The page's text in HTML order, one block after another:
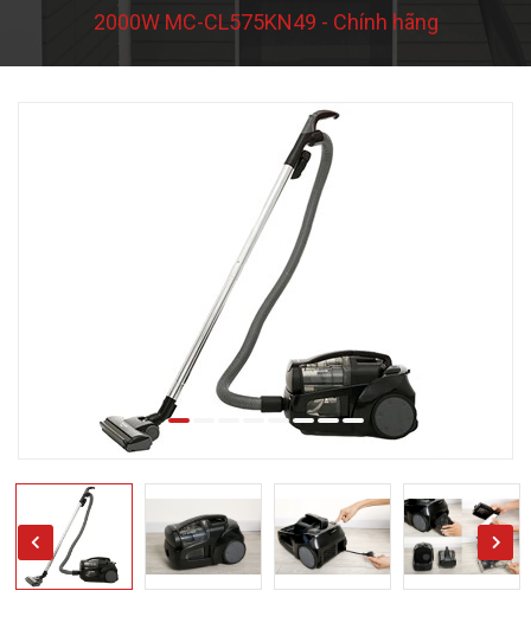
2000W MC-CL575KN49 - Chính hãng